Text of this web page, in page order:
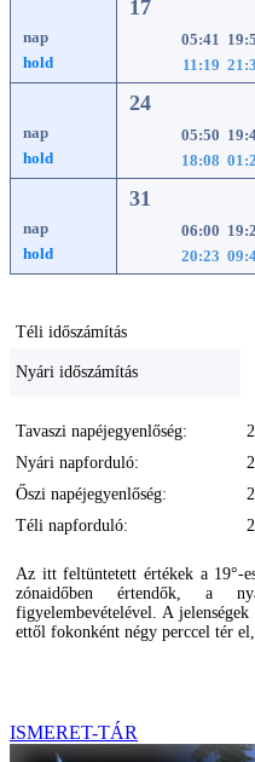
nap
hold
17
05:41
11:19
nap
hold
24
05:50
18:08
nap
hold
31
06:00
20:23
Téli időszámítás
Nyári időszámítás
Tavaszi napéjegyenlőség:
Nyári napforduló:
Őszi napéjegyenlőség:
Téli napforduló:
Az itt feltüntetett értékek a 19°-
zónaidőben értendők, a
figyelembevételével. A
ettől fokonként négy perccel tér
ISMERET-TÁR